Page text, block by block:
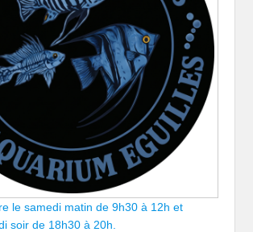
le samedi matin de 9h30 à 12h et
soir de 18h30 à 20h.